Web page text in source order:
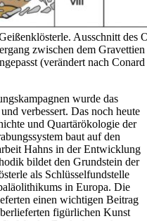
Ausschnitt des
zwischen dem
(verändert nach
wurde das
verbessert. Das noch heute
und Quartärökologie der
baut auf den
Hahns in der Entwicklung
bildet den Grundstein der
als Schlüsselfundstelle
in Europa. Die
einen wichtigen Beitrag
figürlichen Kunst